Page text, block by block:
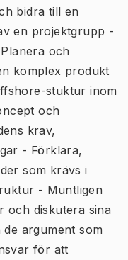
bidra till en
en projektgrupp -
och
komplex produkt
stuktur inom
och
krav,
- Förklara,
som krävs i
- Muntligen
och diskutera sina
argument som
för att